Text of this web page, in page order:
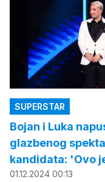
SUPERSTAR
Bojan i Luka
glazbenog
kandidata: 'Ovo
01.12.2024 00:13